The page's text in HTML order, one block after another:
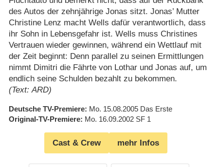
des Autos der zehnjährige Jonas sitzt. Jonas’ Mutter
Christine Lenz macht Wells dafür verantwortlich, dass
ihr Sohn in Lebensgefahr ist. Wells muss Christines
Vertrauen wieder gewinnen, während ein Wettlauf mit
der Zeit beginnt: Denn parallel zu seinen Ermittlungen
nimmt Dimitri die Fährte von Lothar und Jonas auf, um
endlich seine Schulden bezahlt zu bekommen.
(Text: ARD)
Deutsche TV-Premiere Mo. 15.08.2005 Das Erste
Original-TV-Premiere Mo. 16.09.2002 SF 1
Cast & Crew mehr Infos